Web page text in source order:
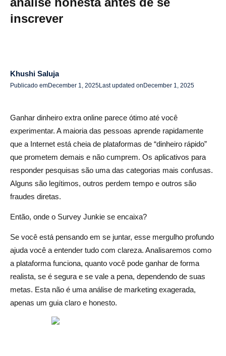
Sem taxas ou requisitos suspeitos
O Survey Junkie está disponível na Índia ou no Reino
A Survey Junkie é uma empresa legítima?
1. Inscreva-se com um e-mail real
2. Preencha seu perfil COMPLETAMENTE
3. Confirme seu e-mail e telefone
4. Verifique seu painel diariamente
5. Ordenar pela maior relação pontos/tempo
6. Não se enfureça quando desqualificado
7. Ativar notificações móveis
8. Resgate com frequência, não acumule
9. Experimente todas as opções de recompensa
inscrever
Khushi Saluja
Publicado emDecember 1, 2025Last updated on December 1, 2025
Ganhar dinheiro extra online parece ótimo até você
experimentar. A maioria das pessoas aprende rapidamente
que a Internet está cheia de plataformas de “dinheiro rápido”
que prometem demais e não cumprem. Os aplicativos para
responder pesquisas são uma das categorias mais confusas.
Alguns são legítimos, outros perdem tempo e outros são
fraudes diretas.
Então, onde o Survey Junkie se encaixa?
Se você está pensando em se juntar, esse mergulho profundo
ajuda você a entender tudo com clareza. Analisaremos como
a plataforma funciona, quanto você pode ganhar de forma
realista, se é segura e se vale a pena, dependendo de suas
metas. Esta não é uma análise de marketing exagerada,
apenas um guia claro e honesto.